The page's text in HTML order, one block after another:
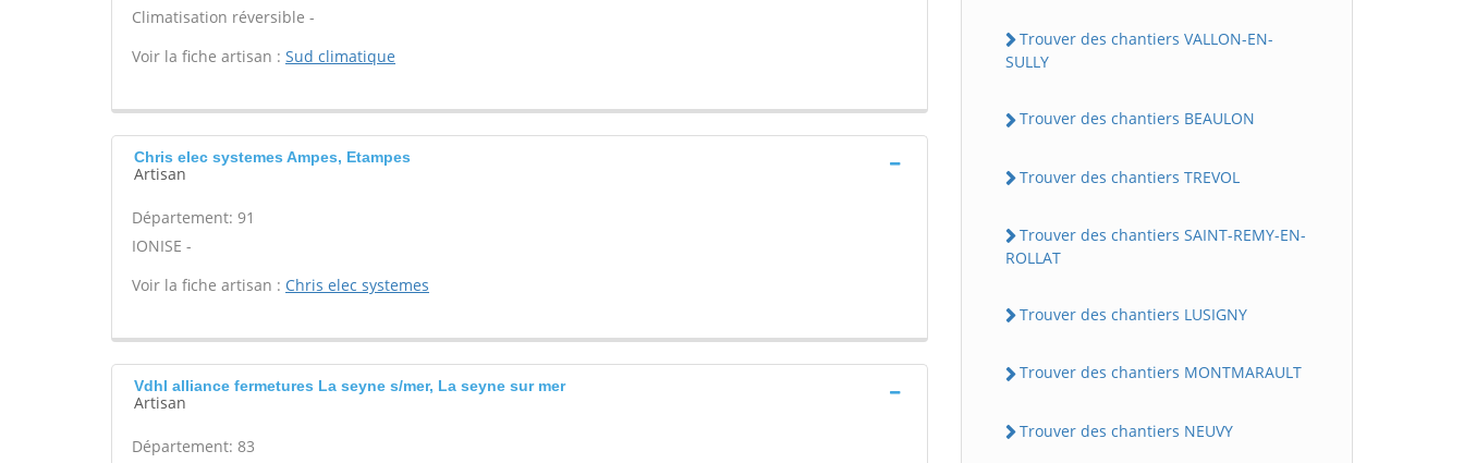
Climatisation réversible -
Voir la fiche artisan : Sud climatique
Chris elec systemes Ampes, Etampes
Artisan
Département: 91
IONISE -
Voir la fiche artisan : Chris elec systemes
Vdhl alliance fermetures La seyne s/mer, La seyne sur mer
Artisan
Département: 83
Trouver des chantiers VALLON-EN-
SULLY
Trouver des chantiers BEAULON
Trouver des chantiers TREVOL
Trouver des chantiers SAINT-REMY-EN-
ROLLAT
Trouver des chantiers LUSIGNY
Trouver des chantiers MONTMARAULT
Trouver des chantiers NEUVY